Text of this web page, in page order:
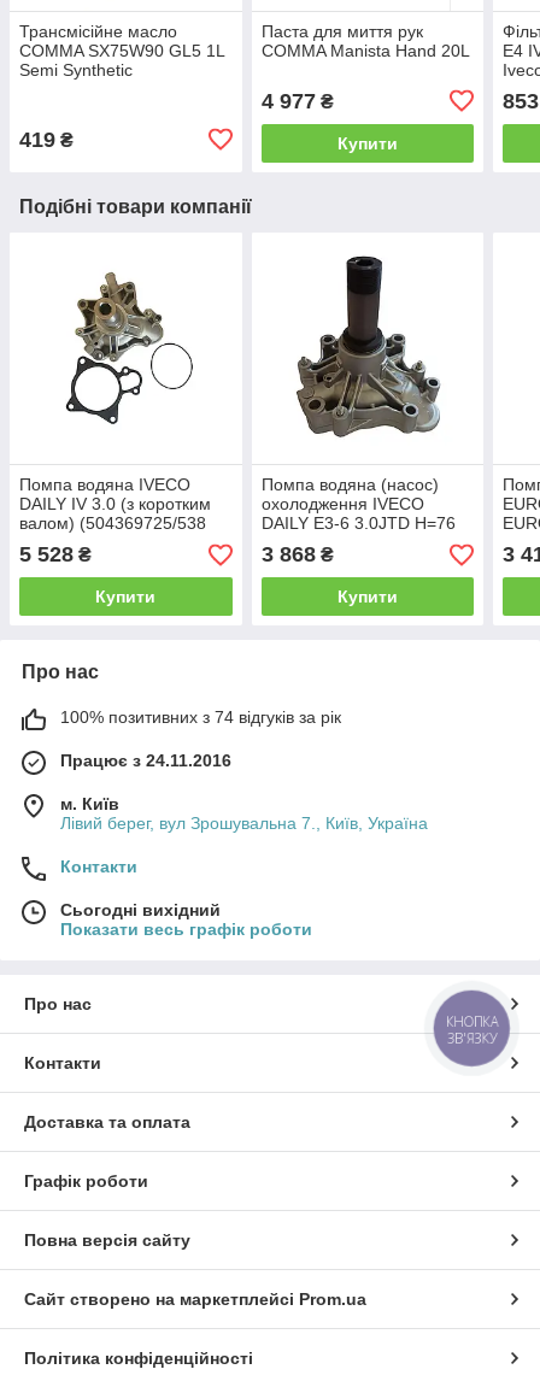
Трансмісійне масло
COMMA SX75W90 GL5 1L
Semi Synthetic
419 ₴
Паста для миття рук
COMMA Manista Hand 20L
4 977₴
Купити
Е4
853
Подібні товари компанії
Помпа водяна IVECO
DAILY IV 3.0 (з коротким
валом) (504369725/538
0575 10) INA
5 528 ₴
Купити
Помпа водяна (насос)
охолодження IVECO
DAILY E3-6 3.0JTD H=76
(504369725/504360207)
3 868₴
Купити
3
Про нас
100% позитивних з 74 відгуків за рік
Працює з 24.11.2016
м. Київ
Лівий берег, вул Зрошувальна 7., Київ, Україна
Контакти
Сьогодні вихідний
Показати весь графік роботи
Про нас
Контакти
Доставка та оплата
Графік роботи
Повна версія сайту
Сайт створено на маркетплейсі Prom.ua
Політика конфіденційності
КНОПКА
ЗВ'ЯЗКУ